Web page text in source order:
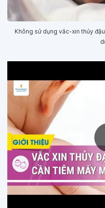
Không sử dụng vắc-xin thủy